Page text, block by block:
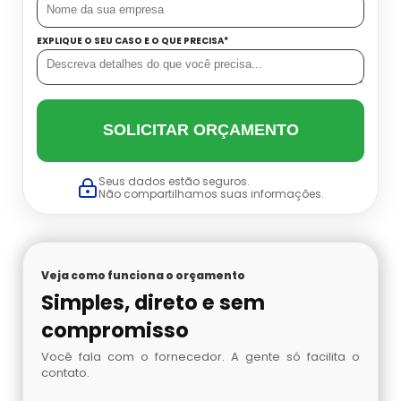
Conjunto Autônomo Valor
Máscara De Oxigênio Com Cilindro
Proteção Respiratória Autônoma
Venda De Nitrogênio Gasoso
Argônio Analítico
Nitrogênio Líquido
Cilindro De Oxigenio Medicinal Portátil
Cilindro De Oxigenio Portatil Aluguel
Cilindro Para Oxigênio
Comprar Cilindro De Oxigênio
Cilindro Oxigenio 3 Litros
Cilindro Ar
Cilindro De Oxigênio 3 Litros
Onde Comprar Ar Mandado
Preço De Ar Mandado
Venda De Ar Mandado
EXPLIQUE O SEU CASO E O QUE PRECISA*
SOLICITAR ORÇAMENTO
Seus dados estão seguros.
Não compartilhamos suas informações.
Veja como funciona o orçamento
Simples, direto e sem
compromisso
Você fala com o fornecedor. A gente só facilita o
contato.